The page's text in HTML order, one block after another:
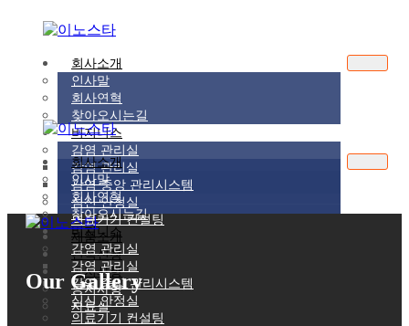
회사소개
인사말
회사연혁
찾아오시는길
비지니스
감염 관리실
감염 관리실
감염 중앙 관리시스템
심신 안정실
의료기기 컨설팅
제품소개
견적신청
공지사항
공지사항
자료실
회사소개
인사말
회사연혁
찾아오시는길
비지니스
감염 관리실
감염 관리실
감염 중앙 관리시스템
심신 안정실
의료기기 컨설팅
Our Gallery